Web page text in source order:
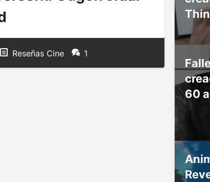
Reseñas Cine 1
60